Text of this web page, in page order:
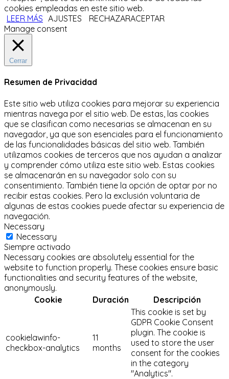
cookies empleadas en este sitio web.
LEER MÁS AJUSTES RECHAZARACEPTAR
Manage consent
Cerrar
Resumen de Privacidad
Este sitio web utiliza cookies para mejorar su experiencia
mientras navega por el sitio web. De estas, las cookies
que se clasifican como necesarias se almacenan en su
navegador, ya que son esenciales para el funcionamiento
de las funcionalidades básicas del sitio web. También
utilizamos cookies de terceros que nos ayudan a analizar
y comprender cómo utiliza este sitio web. Estas cookies
se almacenarán en su navegador solo con su
consentimiento. También tiene la opción de optar por no
recibir estas cookies. Pero la exclusión voluntaria de
algunas de estas cookies puede afectar su experiencia de
navegación.
Necessary
Necessary
Siempre activado
Necessary cookies are absolutely essential for the
website to function properly. These cookies ensure basic
functionalities and security features of the website,
anonymously.
Cookie
Duración Descripción
cookielawinfo-
checkbox-analytics
11
months
This cookie is set by
GDPR Cookie Consent
plugin. The cookie is
used to store the user
consent for the cookies
in the category
"Analytics".